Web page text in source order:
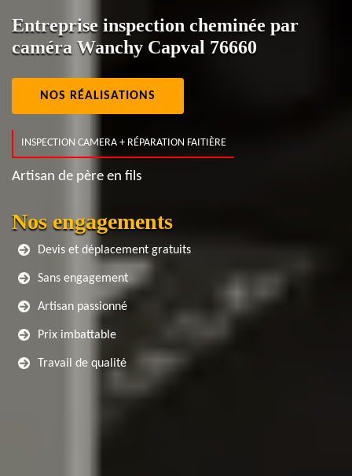
Entreprise inspection cheminée par
caméra Wanchy Capval 76660
NOS RÉALISATIONS
INSPECTION CAMERA + RÉPARATION FAITIÈRE
Artisan de père en fils
Nos engagements
Devis et déplacement gratuits
Sans engagement
Artisan passionné
Prix imbattable
Travail de qualité